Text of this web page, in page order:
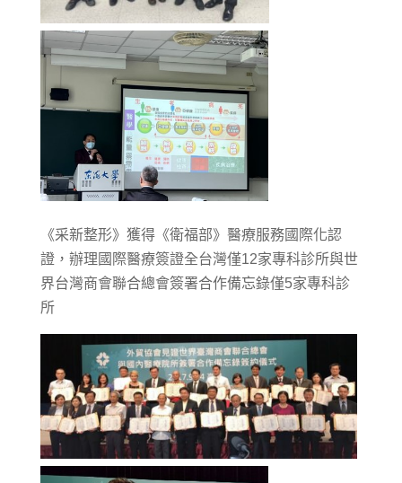
《采新整形》獲得《衛福部》醫療服務國際化認
證，辦理國際醫療簽證全台灣僅12家專科診所與世
界台灣商會聯合總會簽署合作備忘錄僅5家專科診
所